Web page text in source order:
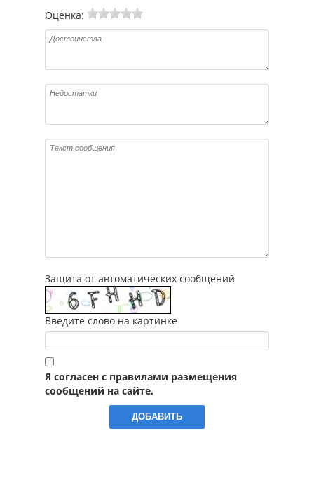
Оценка:
Защита от автоматических сообщений
Введите слово на картинке
Я согласен с правилами размещения
сообщений на сайте.